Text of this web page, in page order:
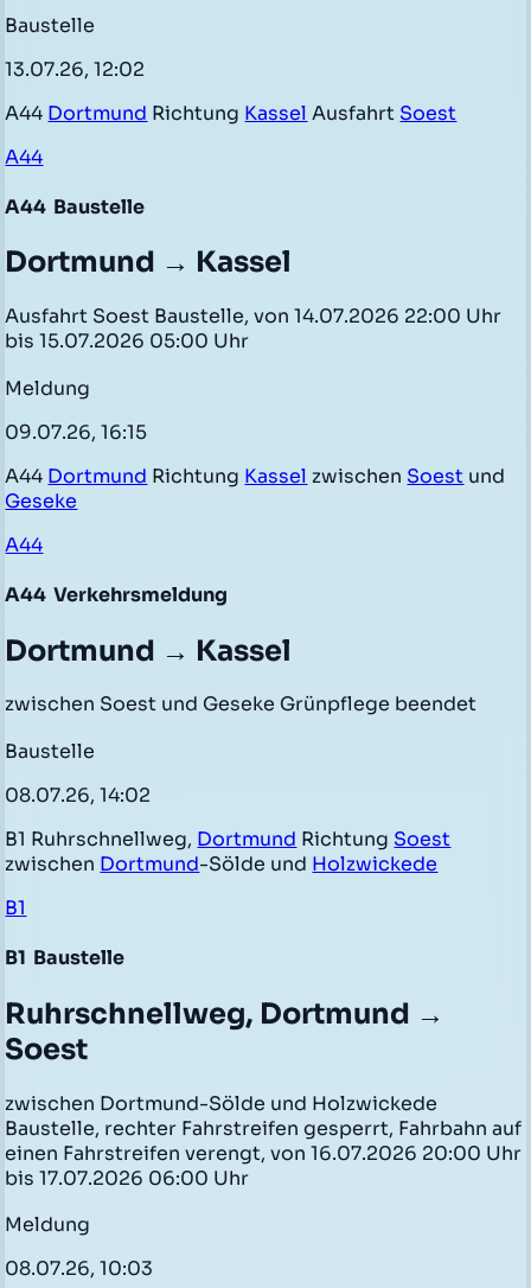
Baustelle
13.07.26, 12:02
A44 Dortmund Richtung Kassel Ausfahrt Soest
A44
A44 Baustelle
Dortmund → Kassel
Ausfahrt Soest Baustelle, von 14.07.2026 22:00 Uhr
bis 15.07.2026 05:00 Uhr
Meldung
09.07.26, 16:15
A44 Dortmund Richtung Kassel zwischen Soest und
Geseke
A44
A44 Verkehrsmeldung
Dortmund → Kassel
zwischen Soest und Geseke Grünpflege beendet
Baustelle
08.07.26, 14:02
B1 Ruhrschnellweg, Dortmund Richtung Soest
zwischen Dortmund-Sölde und Holzwickede
B1
B1 Baustelle
Ruhrschnellweg, Dortmund →
Soest
zwischen Dortmund-Sölde und Holzwickede
Baustelle, rechter Fahrstreifen gesperrt, Fahrbahn auf
einen Fahrstreifen verengt, von 16.07.2026 20:00 Uhr
bis 17.07.2026 06:00 Uhr
Meldung
08.07.26, 10:03